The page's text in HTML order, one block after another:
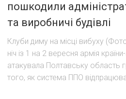
пошкодили
та виробничі будівлі
Клуби диму на місці вибуху
ніч із 1 на 2 вересня армія
атакувала Полтавську область
того, як система ППО